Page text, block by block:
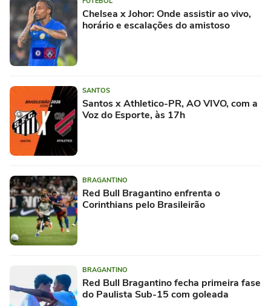
Chelsea x Johor: Onde assistir ao vivo,
horário e escalações do amistoso
SANTOS
Santos x Athletico-PR, AO VIVO, com a
Voz do Esporte, às 17h
BRAGANTINO
Red Bull Bragantino enfrenta o
Corinthians pelo Brasileirão
BRAGANTINO
Red Bull Bragantino fecha primeira fase
do Paulista Sub-15 com goleada